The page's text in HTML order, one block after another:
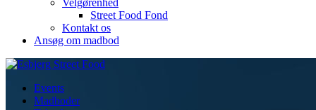
Velgørenhed
Street Food Fond
Kontakt os
Ansøg om madbod
Events
Madboder